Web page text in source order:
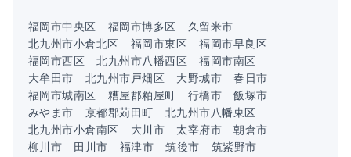
福岡市中央区 福岡市博多区
久留米市
北九州市小倉北区
福岡市東区
福岡市早良区
福岡市西区
北九州市八幡西区
福岡市南区
大牟田市
北九州市戸畑区 大野城市
春日市
福岡市城南区
糟屋郡粕屋町 行橋市
飯塚市
みやま市
京都郡苅田町
北九州市八幡東区
北九州市小倉南区
大川市 太宰府市
朝倉市
柳川市
田川市 福津市 筑後市
筑紫野市